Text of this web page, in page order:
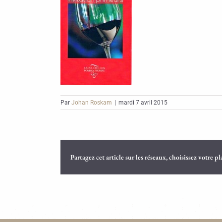
Par Johan Roskam mardi 7 avril 2015
Partagez cet article sur les réseaux, choisissez votre